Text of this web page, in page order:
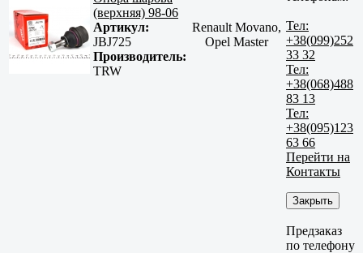
(верхняя) 98-06
Артикул:
JBJ725
Производитель:
TRW
Renault Movano,
Opel Master
Тел:
+38(099)252
33 32
Тел:
+38(068)488
83 13
Тел:
+38(095)123
63 66
Перейти на
Контакты
Закрыть
Предзаказ
по телефону